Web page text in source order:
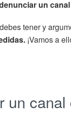
un
tener y
¡Vamos a
un canal